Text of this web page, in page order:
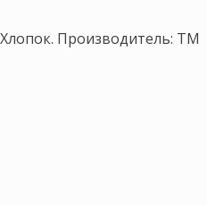
Хлопок. Производитель: ТМ